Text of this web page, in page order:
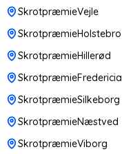
SkrotpræmieVejle
SkrotpræmieHolstebro
SkrotpræmieHillerød
SkrotpræmieFredericia
SkrotpræmieSilkeborg
SkrotpræmieNæstved
SkrotpræmieViborg